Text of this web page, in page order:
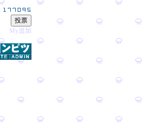
My追加